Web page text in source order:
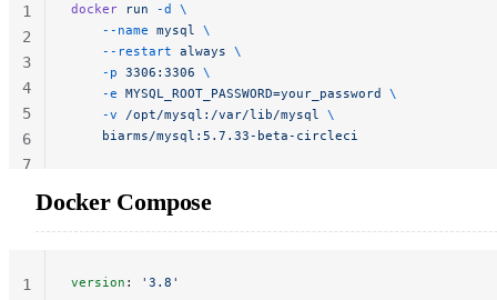
docker run -d
\
    --name
mysql \
    --restart
always \
    -p
3306:3306 \
    -e
MYSQL_ROOT_PASSWORD=your_password
\
    -v
/opt/mysql:/var/lib/mysql \
    biarms/mysql:5.7.33-beta-circleci
1
2
3
4
5
6
7
Docker Compose
version : '3.8'
1